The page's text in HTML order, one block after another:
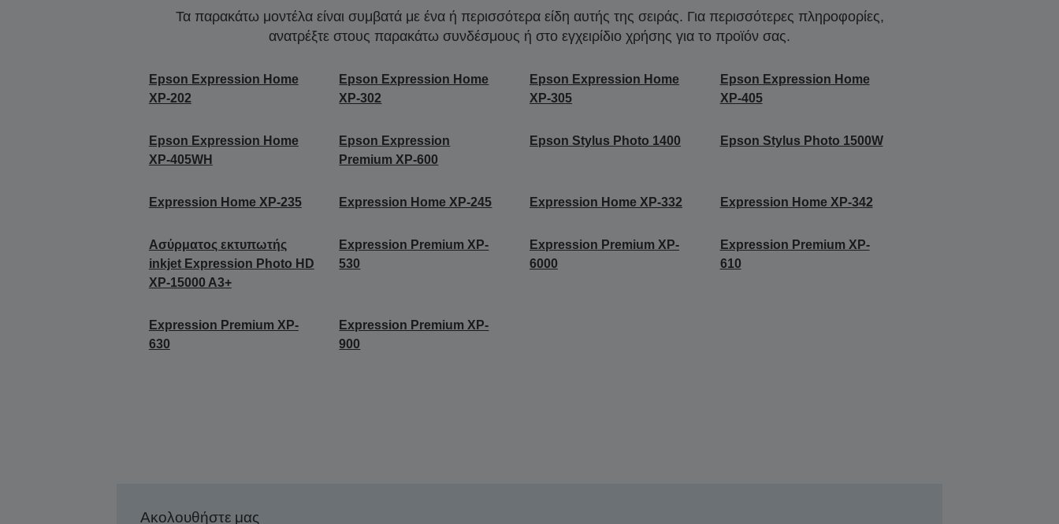
Τα παρακάτω μοντέλα είναι συμβατά με ένα ή περισσότερα είδη αυτής της σειράς. Για περισσότερες πληροφορίες,
ανατρέξτε στους παρακάτω συνδέσμους ή στο εγχειρίδιο χρήσης για το προϊόν σας.
Epson Expression Home
XP-202
Epson Expression Home
XP-302
Epson Expression Home
XP-305
Epson Expression Home
XP-405
Epson Expression Home
XP-405WH
Epson Expression
Premium XP-600
Epson Stylus Photo 1400 Epson Stylus Photo 1500W
Expression Home XP-235 Expression Home XP-245 Expression Home XP-332 Expression Home XP-342
Ασύρματος εκτυπωτής
inkjet Expression Photo HD
XP-15000 A3+
Expression Premium XP-
530
Expression Premium XP-
6000
Expression Premium XP-
610
Expression Premium XP-
630
Expression Premium XP-
900
Ακολουθήστε μας